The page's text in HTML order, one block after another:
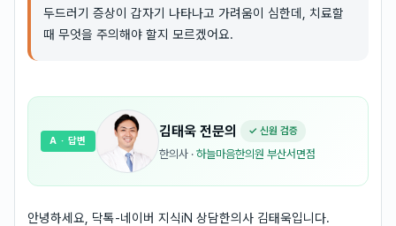
두드러기 증상이 갑자기 나타나고 가려움이 심한데, 치료할
때 무엇을 주의해야 할지 모르겠어요.
김태욱 전문의 ✓ 신원 검증
한의사 · 하늘마음한의원 부산서면점
A · 답변
안녕하세요, 닥톡-네이버 지식iN 상담한의사 김태욱입니다.